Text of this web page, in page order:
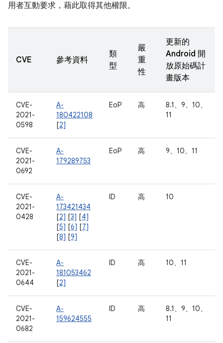
用者互動要求，藉此取得其他權限。
CVE 參考資料
類
型
嚴
重
性
更新的
Android 開
放原始碼計
畫版本
CVE-
2021-
0598
A-
180422108
[2]
EoP 高
8.1、9、10、
11
CVE-
2021-
0692
A-
179289753
EoP 高 9、10、11
CVE-
2021-
0428
A-
173421434
[2] [3] [4]
[5] [6] [7]
[8] [9]
ID 高 10
CVE-
2021-
0644
A-
181053462
[2]
ID 高 10、11
CVE-
2021-
0682
A-
159624555
ID 高
8.1、9、10、
11